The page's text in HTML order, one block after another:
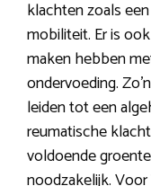
klachten zoals
mobiliteit. Er is
maken hebben
ondervoeding.
leiden tot een
reumatische
voldoende
noodzakelijk.